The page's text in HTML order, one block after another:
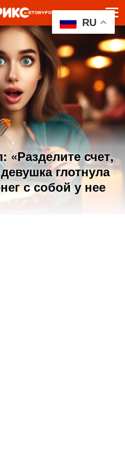
«Разделите счет,
глотнула
с собой у нее
RU